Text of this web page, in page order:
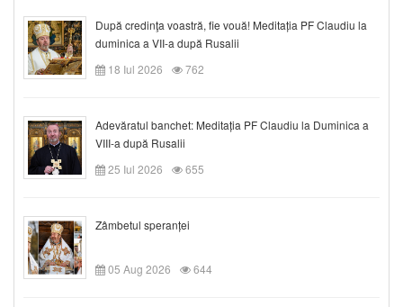
După credinţa voastră, fie vouă! Meditația PF Claudiu la
duminica a VII-a după Rusalii
18 Iul 2026
762
Adevăratul banchet: Meditația PF Claudiu la Duminica a
VIII-a după Rusalii
25 Iul 2026
655
Zâmbetul speranței
05 Aug 2026 644